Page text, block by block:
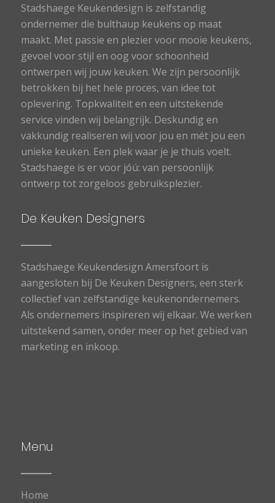
Stadshaege Keukendesign is zelfstandig
ondernemer die bulthaup keukens op maat
maakt. Met passie en plezier voor mooie keukens,
gevoel voor stijl en oog voor schoonheid
ontwerpen wij jouw keuken. We zijn persoonlijk
betrokken bij het hele proces, van idee tot
oplevering. Topkwaliteit en een uitstekende
service vinden wij belangrijk. Deskundig en
vakkundig realiseren wij voor jou en mét jou een
unieke keuken. Een plek waar je je thuis voelt.
Stadshaege is er voor jóú: van persoonlijk
ontwerp tot zorgeloos gebruiksplezier.
De Keuken Designers
Stadshaege Keukendesign Amersfoort is
aangesloten bij De Keuken Designers, een sterk
collectief van zelfstandige keukenondernemers.
Als ondernemers inspireren wij elkaar. We werken
uitstekend samen, onder meer op het gebied van
marketing en inkoop.
Menu
Home